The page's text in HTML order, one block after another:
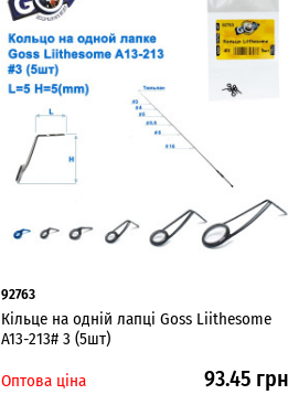
92763
Кільце на одній лапці Goss Liithesome
A13-213# 3 (5шт)
Оптова ціна
93.45
Я